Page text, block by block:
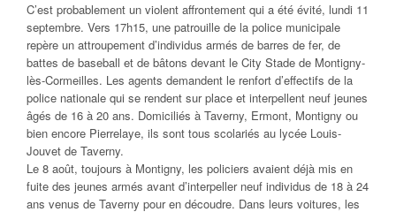
C’est probablement un violent affrontement qui a été évité, lundi 11
septembre. Vers 17h15, une patrouille de la police municipale
repère un attroupement d’individus armés de barres de fer, de
battes de baseball et de bâtons devant le City Stade de Montigny-
lès-Cormeilles. Les agents demandent le renfort d’effectifs de la
police nationale qui se rendent sur place et interpellent neuf jeunes
âgés de 16 à 20 ans. Domiciliés à Taverny, Ermont, Montigny ou
bien encore Pierrelaye, ils sont tous scolariés au lycée Louis-
Jouvet de Taverny.
Le 8 août, toujours à Montigny, les policiers avaient déjà mis en
fuite des jeunes armés avant d’interpeller neuf individus de 18 à 24
ans venus de Taverny pour en découdre. Dans leurs voitures, les